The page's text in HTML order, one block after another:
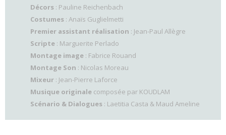
Décors : Pauline Reichenbach
Costumes : Anaïs Guglielmetti
Premier assistant réalisation : Jean-Paul Allègre
Scripte : Marguerite Perlado
Montage image : Fabrice Rouand
Montage Son : Nicolas Moreau
Mixeur : Jean-Pierre Laforce
Musique originale composée par KOUDLAM
Scénario & Dialogues : Laetitia Casta & Maud Ameline